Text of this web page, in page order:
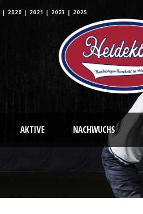
| 2020 | 2021 | 2023 | 2025
AKTIVE NACHWUCHS